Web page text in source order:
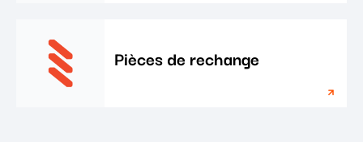
Pièces de rechange